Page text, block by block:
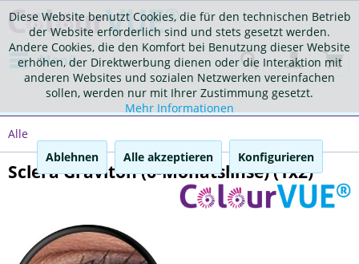
Menü
Alle
Sclera Graviton (6-Monatslinse) (1x2)
Diese Website benutzt Cookies, die für den technischen Betrieb
der Website erforderlich sind und stets gesetzt werden.
Andere Cookies, die den Komfort bei Benutzung dieser Website
erhöhen, der Direktwerbung dienen oder die Interaktion mit
anderen Websites und sozialen Netzwerken vereinfachen
sollen, werden nur mit Ihrer Zustimmung gesetzt.
Mehr Informationen
Ablehnen Alle akzeptieren Konfigurieren